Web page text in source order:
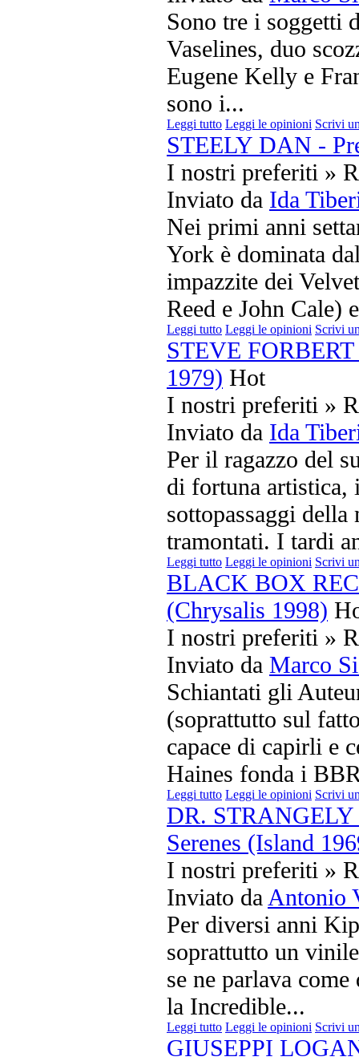
Sono tre i soggetti
Vaselines, duo
Eugene Kelly e
sono i...
Leggi tutto Leggi le opinioni Scrivi
STEELY DAN -
I nostri preferiti »
Inviato da Ida
Nei primi anni
York è dominata
impazzite dei
Reed e John Cale)
Leggi tutto Leggi le opinioni Scrivi
STEVE
1979) Hot
I nostri preferiti »
Inviato da Ida
Per il ragazzo del
di fortuna artistica,
sottopassaggi
tramontati. I tardi
Leggi tutto Leggi le opinioni Scrivi
BLACK BOX
(Chrysalis 1998)
I nostri preferiti »
Inviato da Marco
Schiantati gli
(soprattutto sul
capace di capirli e
Haines fonda i
Leggi tutto Leggi le opinioni Scrivi
DR.
Serenes (Island
I nostri preferiti »
Inviato da Antonio
Per diversi anni
soprattutto un
se ne parlava
la Incredible...
Leggi tutto Leggi le opinioni Scrivi
GIUSEPPI